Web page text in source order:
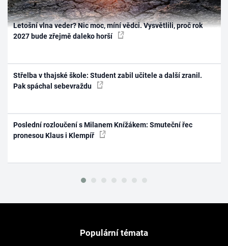
Letošní vlna veder? Nic moc, míní vědci. Vysvětlili, proč rok
2027 bude zřejmě daleko horší
Střelba v thajské škole: Student zabil učitele a další zranil.
Pak spáchal sebevraždu
Poslední rozloučení s Milanem Knížákem: Smuteční řec
pronesou Klaus i Klempíř
Populární témata